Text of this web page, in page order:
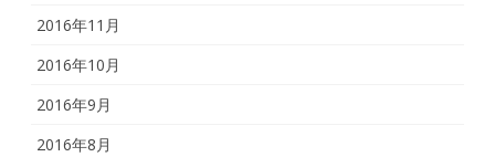
2016年11月
2016年10月
2016年9月
2016年8月